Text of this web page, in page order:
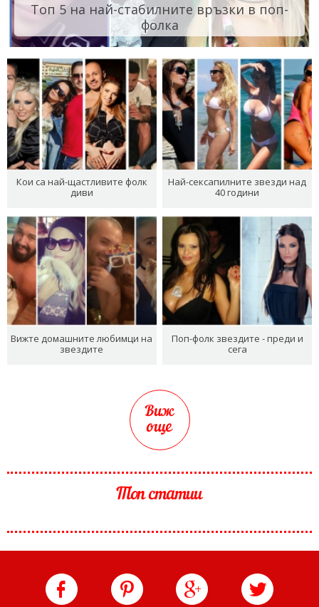
Топ 5 на най-стабилните връзки в поп-
фолка
Кои са най-щастливите фолк
диви
Най-сексапилните звезди над
40 години
Вижте домашните любимци на
звездите
Поп-фолк звездите - преди и
сега
Виж
още
Топ статии